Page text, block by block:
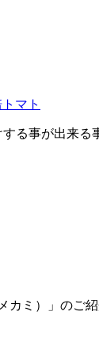
マト
る事が出来
ミ）」の